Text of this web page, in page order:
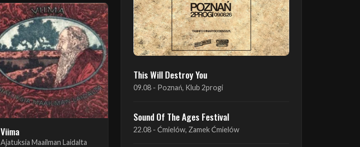
Viima
Ajatuksia Maailman Laidalta
This Will Destroy You
09.08 - Poznań, Klub 2progi
Sound Of The Ages Festival
22.08 - Ćmielów, Zamek Ćmielów
INO-ROCK FESTIVAL
29.08 - Inowrocław, Plac Imprez, ul.